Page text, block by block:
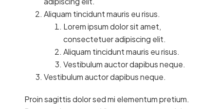
Aliquam tincidunt mauris eu risus.
Lorem ipsum dolor sit amet,
consectetuer adipiscing elit.
Aliquam tincidunt mauris eu risus.
Vestibulum auctor dapibus neque.
Vestibulum auctor dapibus neque.
Proin sagittis dolor sed mi elementum pretium.